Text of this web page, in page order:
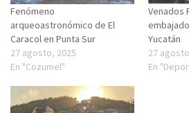
Fenómeno
arqueoastronómico de El
Caracol en Punta Sur
27 agosto, 2025
En "Cozumel"
Venados
Yucatán
27
En